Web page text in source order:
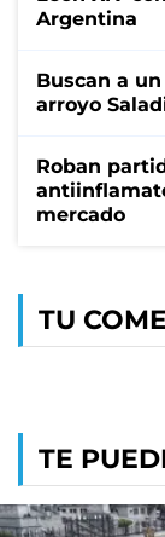
Argentina
Buscan a
arroyo
Roban
mercado
TU
TE